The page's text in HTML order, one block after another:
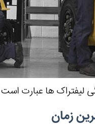
لیفتراک ها عبارت است